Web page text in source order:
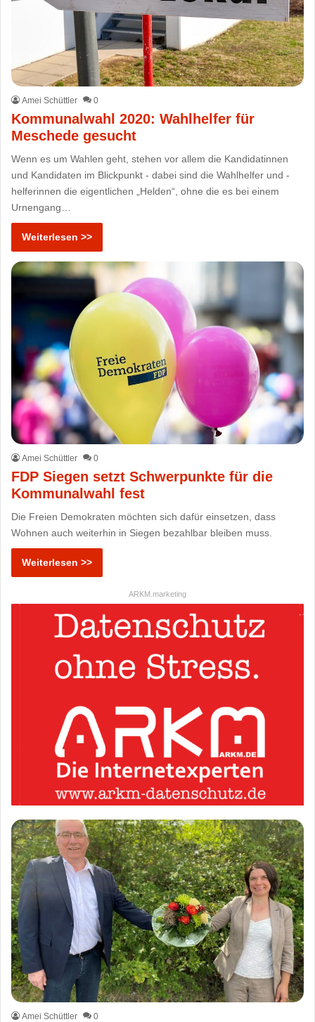
Amei Schüttler 0
Kommunalwahl 2020: Wahlhelfer für
Meschede gesucht
Wenn es um Wahlen geht, stehen vor allem die Kandidatinnen
und Kandidaten im Blickpunkt - dabei sind die Wahlhelfer und -
helferinnen die eigentlichen „Helden“, ohne die es bei einem
Urnengang…
Weiterlesen >>
Amei Schüttler 0
FDP Siegen setzt Schwerpunkte für die
Kommunalwahl fest
Die Freien Demokraten möchten sich dafür einsetzen, dass
Wohnen auch weiterhin in Siegen bezahlbar bleiben muss.
Weiterlesen >>
ARKM.marketing
Amei Schüttler 0